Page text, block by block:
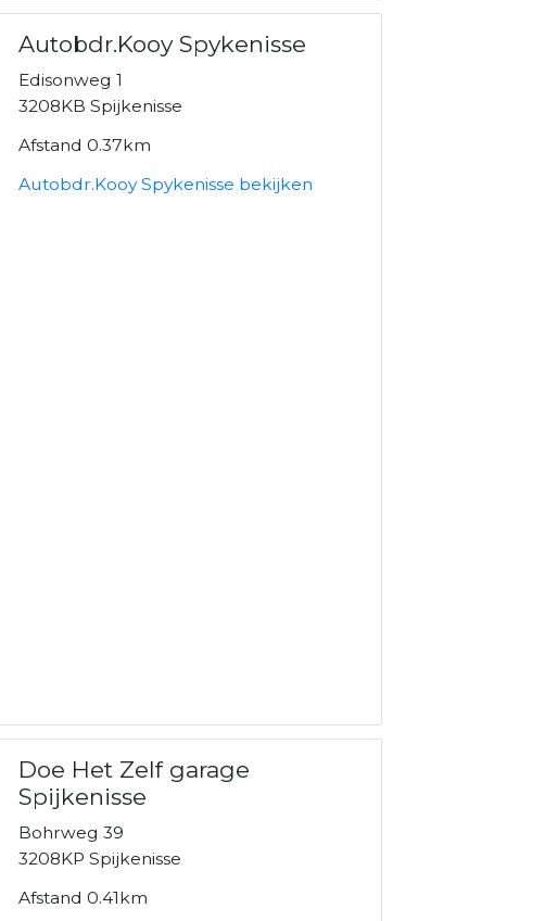
Autobdr.Kooy Spykenisse
Edisonweg 1
3208KB Spijkenisse
Afstand 0.37km
Autobdr.Kooy Spykenisse bekijken
Doe Het Zelf garage
Spijkenisse
Bohrweg 39
3208KP Spijkenisse
Afstand 0.41km